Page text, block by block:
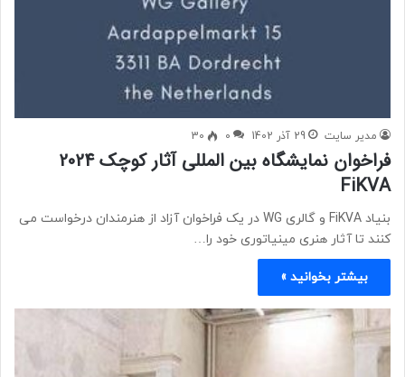
مدیر سایت 29 آذر 1402 0
30
فراخوان نمایشگاه بین المللی آثار کوچک 2024
FiKVA
بنیاد FiKVA و گالری WG در یک فراخوان آزاد از هنرمندان درخواست می
کنند تا آثار هنری مینیاتوری خود را…
بیشتر بخوانید »